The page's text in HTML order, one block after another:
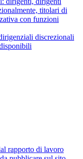
titolari di
con funzioni
discrezionali
rapporto di lavoro